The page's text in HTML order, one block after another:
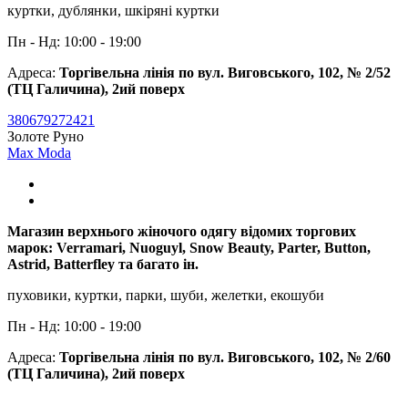
куртки, дублянки, шкіряні куртки
Пн - Нд: 10:00 - 19:00
Адреса: Торгівельна лінія по вул. Виговського, 102, № 2/52
(ТЦ Галичина), 2ий поверх
380679272421
Золоте Руно
Max Moda
Магазин верхнього жіночого одягу відомих торгових
марок: Verramari, Nuoguyl, Snow Beauty, Parter, Button,
Astrid, Batterfley та багато ін.
пуховики, куртки, парки, шуби, желетки, екошуби
Пн - Нд: 10:00 - 19:00
Адреса: Торгівельна лінія по вул. Виговського, 102, № 2/60
(ТЦ Галичина), 2ий поверх